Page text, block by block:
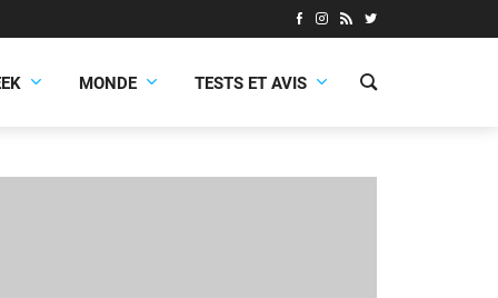
MONDE TESTS ET AVIS